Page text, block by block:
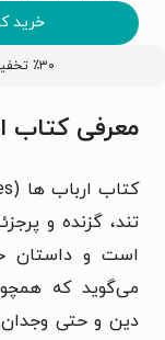
خرید
٪۳۰ تخفیف اولین خرید کتاب با کد
معرفی کتاب
تند، گزنده و
است و داستان
می‌گوید که
دین و حتی